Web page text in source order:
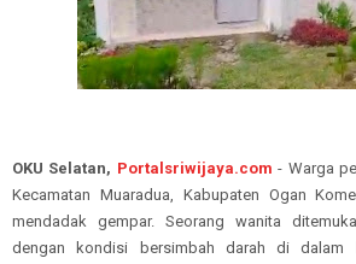
OKU Selatan, Portalsriwijaya.com - Warga
Kecamatan Muaradua, Kabupaten Ogan
mendadak gempar. Seorang wanita
dengan kondisi bersimbah darah di dalam